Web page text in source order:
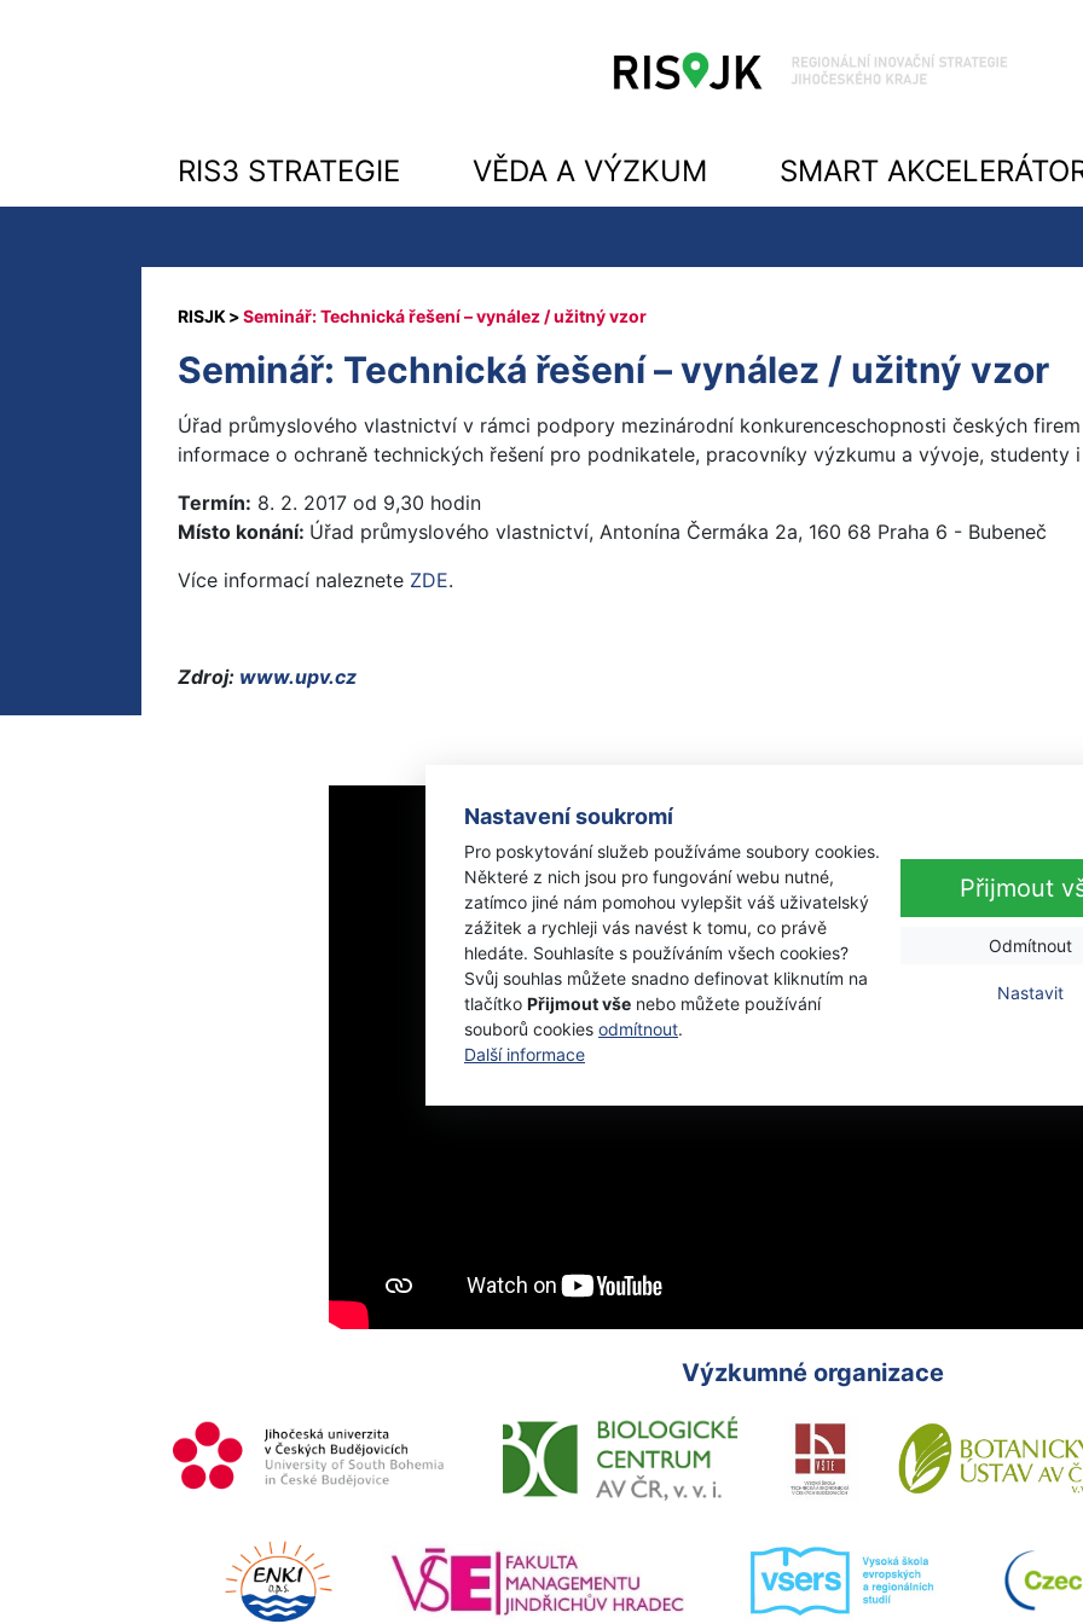
Nastavení soukromí
Pro poskytování služeb používáme soubory cookies.
Některé z nich jsou pro fungování webu nutné,
zatímco jiné nám pomohou vylepšit váš uživatelský
zážitek a rychleji vás navést k tomu, co právě
hledáte. Souhlasíte s používáním všech cookies?
Svůj souhlas můžete snadno definovat kliknutím na
tlačítko Přijmout vše nebo můžete používání
souborů cookies odmítnout.
Další informace
Přijmout
Odmítnout
Nastavit
RIS3 STRATEGIE VĚDA A VÝZKUM SMART
Seminář: Technická řešení – vynález / užitný vzor
Seminář: Technická řešení – vynález / užitný vzor
Úřad průmyslového vlastnictví v rámci podpory mezinárodní konkurenceschopnosti českých
informace o ochraně technických řešení pro podnikatele, pracovníky výzkumu a vývoje, studenty
Termín: 8. 2. 2017 od 9,30 hodin
Místo konání: Úřad průmyslového vlastnictví, Antonína Čermáka 2a, 160 68 Praha 6 - Bubeneč
Více informací naleznete ZDE.
Zdroj: www.upv.cz
Výzkumné organizace